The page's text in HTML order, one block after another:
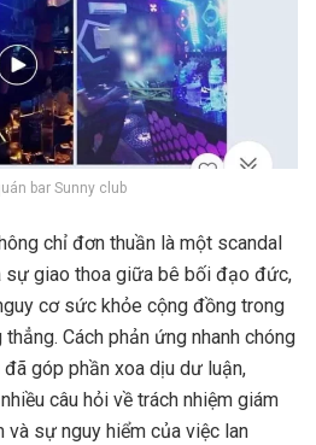
bar Sunny club
chỉ đơn thuần là một scandal
sự giao thoa giữa bê bối đạo đức,
cơ sức khỏe cộng đồng trong
Cách phản ứng nhanh chóng
góp phần xoa dịu dư luận,
câu hỏi về trách nhiệm giám
và sự nguy hiểm của việc lan